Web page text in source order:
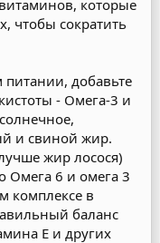
которые
чтобы сократить
питании, добавьте
- Омега-3 и
и свиной жир.
жир лосося)
Омега 6 и омега 3
комплексе в
баланс
Е и других